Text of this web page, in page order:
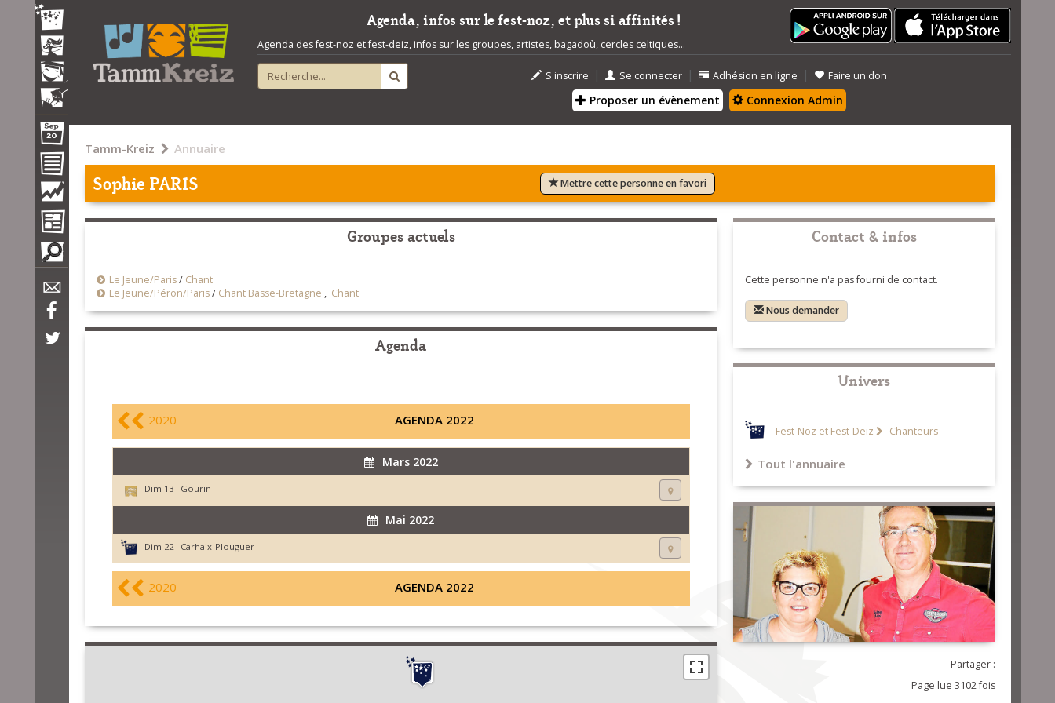
Agenda, infos sur le fest-noz, et plus si affinités !
Agenda des fest-noz et fest-deiz, infos sur les groupes, artistes, bagadoù, cercles celtiques...
S'inscrire | Se connecter | Adhésion en ligne | Faire un don
Proposer un évènement Connexion Admin
Tamm-Kreiz Annuaire
Sophie PARIS Mettre cette personne en favori
Groupes actuels
Le Jeune/Paris/ Chant
Le Jeune/Péron/Paris/ Chant Basse-Bretagne , Chant
Agenda
2020 AGENDA 2022
Mars 2022
Dim 13 : Gourin
Mai 2022
Dim 22 : Carhaix-Plouguer
2020 AGENDA 2022
Contact & infos
Cette personne n'a pas fourni de contact.
Nous demander
Univers
Fest-Noz et Fest-Deiz Chanteurs
Tout l'annuaire
Partager :
Page lue 3102 fois